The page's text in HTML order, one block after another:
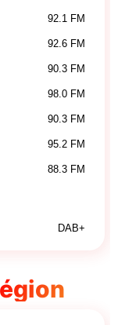
92.1 FM
92.6 FM
90.3 FM
98.0 FM
90.3 FM
95.2 FM
88.3 FM
DAB+